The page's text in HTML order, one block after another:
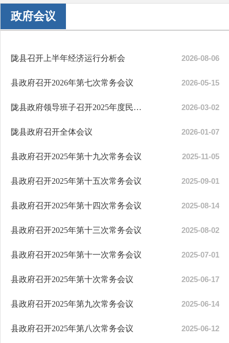
政府会议
陇县召开上半年经济运行分析会 2026-08-06
县政府召开2026年第七次常务会议 2026-05-15
陇县政府领导班子召开2025年度民主生活会 2026-03-02
陇县政府召开全体会议 2026-01-07
县政府召开2025年第十九次常务会议 2025-11-05
县政府召开2025年第十五次常务会议 2025-09-01
县政府召开2025年第十四次常务会议 2025-08-14
县政府召开2025年第十三次常务会议 2025-08-02
县政府召开2025年第十一次常务会议 2025-07-01
县政府召开2025年第十次常务会议 2025-06-17
县政府召开2025年第九次常务会议 2025-06-14
县政府召开2025年第八次常务会议 2025-06-12